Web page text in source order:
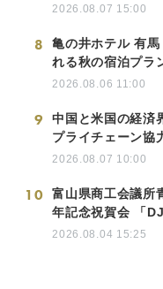
2026.08.07 15:00
8
亀の井ホテル 有
れる秋の宿泊プラ
2026.08.06 11:00
9
中国と米国の経済
プライチェーン協
2026.08.07 10:00
10
富山県商工会議所
年記念祝賀会 「
2026.08.04 15:25